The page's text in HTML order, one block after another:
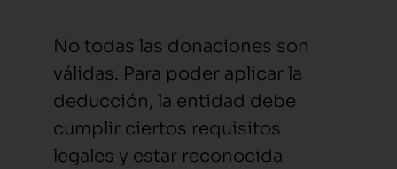
No todas las donaciones son
válidas. Para poder aplicar la
deducción, la entidad debe
cumplir ciertos requisitos
legales y estar reconocida